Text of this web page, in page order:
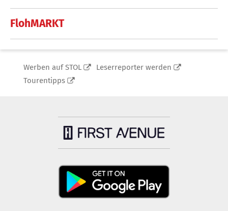
FlohMARKT
Werben auf STOL
Leserreporter werden
Tourentipps